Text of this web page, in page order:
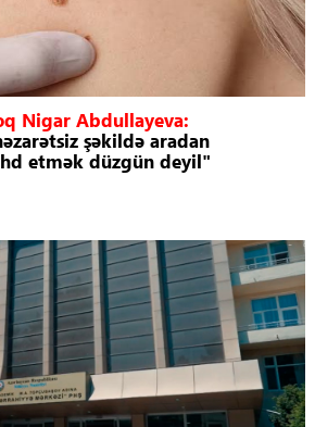
Nigar Abdullayeva:
şəkildə aradan
etmək düzgün deyil"